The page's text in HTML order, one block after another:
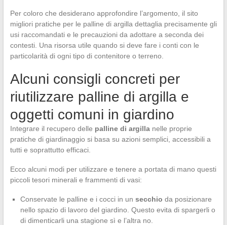
Per coloro che desiderano approfondire l’argomento, il sito
migliori pratiche per le palline di argilla dettaglia precisamente gli
usi raccomandati e le precauzioni da adottare a seconda dei
contesti. Una risorsa utile quando si deve fare i conti con le
particolarità di ogni tipo di contenitore o terreno.
Alcuni consigli concreti per
riutilizzare palline di argilla e
oggetti comuni in giardino
Integrare il recupero delle palline di argillanelle proprie
pratiche di giardinaggio si basa su azioni semplici, accessibili a
tutti e soprattutto efficaci.
Ecco alcuni modi per utilizzare e tenere a portata di mano questi
piccoli tesori minerali e frammenti di vasi:
Conservate le palline e i cocci in un secchio da posizionare
nello spazio di lavoro del giardino. Questo evita di spargerli o
di dimenticarli una stagione sì e l’altra no.